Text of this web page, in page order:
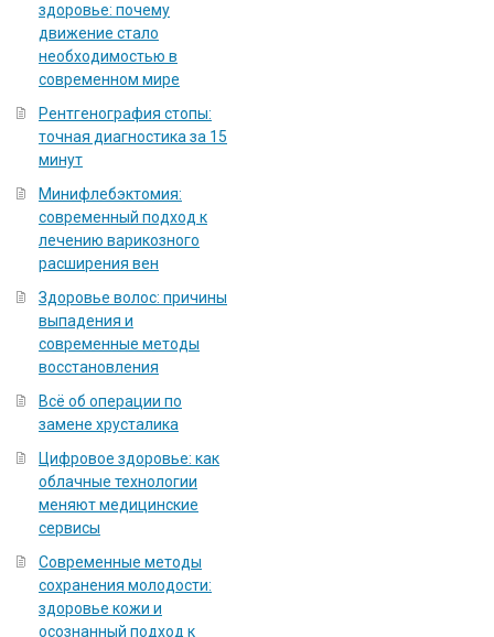
здоровье: почему
движение стало
необходимостью в
современном мире
Рентгенография стопы:
точная диагностика за 15
минут
Минифлебэктомия:
современный подход к
лечению варикозного
расширения вен
Здоровье волос: причины
выпадения и
современные методы
восстановления
Всё об операции по
замене хрусталика
Цифровое здоровье: как
облачные технологии
меняют медицинские
сервисы
Современные методы
сохранения молодости:
здоровье кожи и
осознанный подход к